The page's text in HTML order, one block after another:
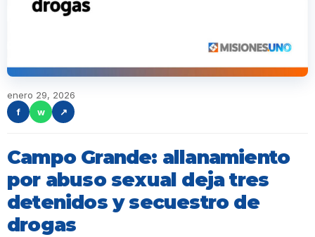
enero 29, 2026
f
w ↗
Campo Grande: allanamiento
por abuso sexual deja tres
detenidos y secuestro de
drogas